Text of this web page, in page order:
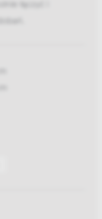
łączyć i